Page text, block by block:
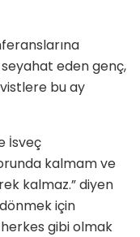
seyahat eden genç,
bu ay
İsveç
kalmam ve
kalmaz.” diyen
için
herkes gibi olmak